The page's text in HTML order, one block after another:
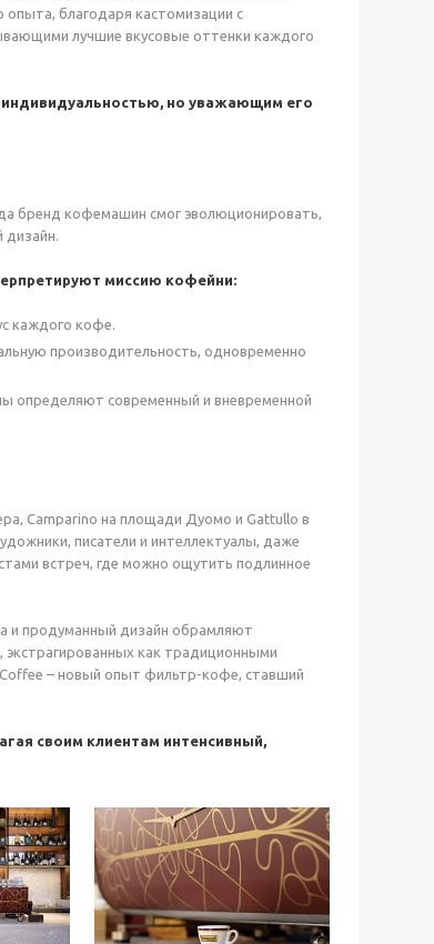
благодаря кастомизации с
лучшие вкусовые оттенки каждого
индивидуальностью, но уважающим его
бренд кофемашин смог эволюционировать,
дизайн.
миссию кофейни:
каждого кофе.
производительность, одновременно
определяют современный и вневременной
Camparino на площади Дуомо и Gattullo в
писатели и интеллектуалы, даже
встреч, где можно ощутить подлинное
и продуманный дизайн обрамляют
экстрагированных как традиционными
– новый опыт фильтр-кофе, ставший
своим клиентам интенсивный,